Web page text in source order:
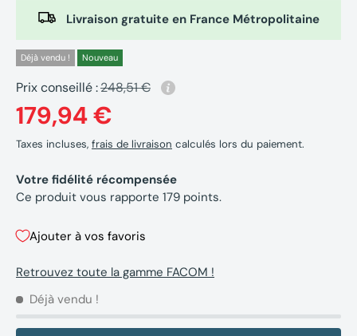
Livraison gratuite en France Métropolitaine
Déjà vendu ! Nouveau
Prix conseillé :248,51 €
179,94 €
Taxes incluses, frais de livraison calculés lors du paiement.
Votre fidélité récompensée
Ce produit vous rapporte 179 points.
Ajouter à vos favoris
Retrouvez toute la gamme FACOM !
Déjà vendu !